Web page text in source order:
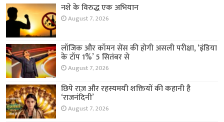
नशे के विरुद्ध एक अभियान
August 7, 2026
लॉजिक और कॉमन सेंस की होगी असली परीक्षा, ‘इंडिया
के टॉप 1%’ 5 सितंबर से
August 7, 2026
छिपे राज़ और रहस्यमयी शक्तियों की कहानी है
‘राजनंदिनी’
August 7, 2026